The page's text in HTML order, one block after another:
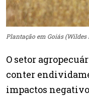
Plantação em Goiás
O setor
conter
impactos